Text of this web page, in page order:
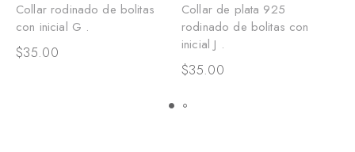
Collar rodinado de bolitas
con inicial G .
$35.00
Collar de plata 925
rodinado de bolitas con
inicial J .
$35.00